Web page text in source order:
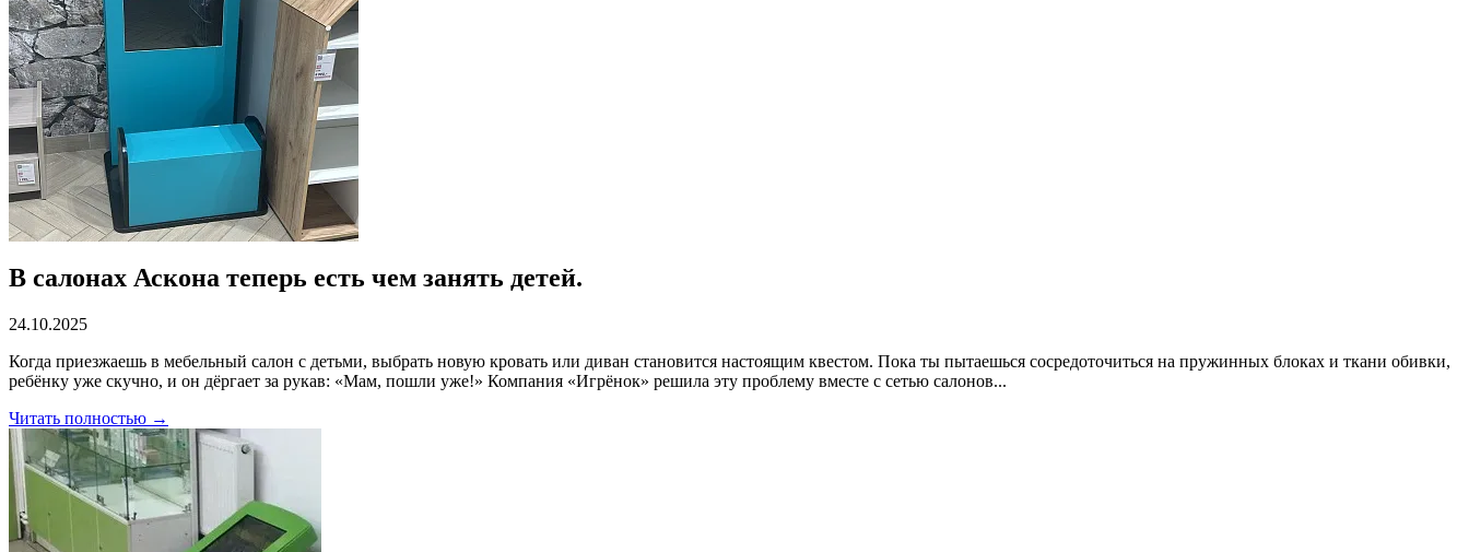
В салонах Аскона теперь есть чем занять детей.
24.10.2025
Когда приезжаешь в мебельный салон с детьми, выбрать новую кровать или диван становится настоящим квестом. Пока ты пытаешься сосредоточиться на пружинных блоках и ткани обивки,
ребёнку уже скучно, и он дёргает за рукав: «Мам, пошли уже!» Компания «Игрёнок» решила эту проблему вместе с сетью салонов...
Читать полностью →